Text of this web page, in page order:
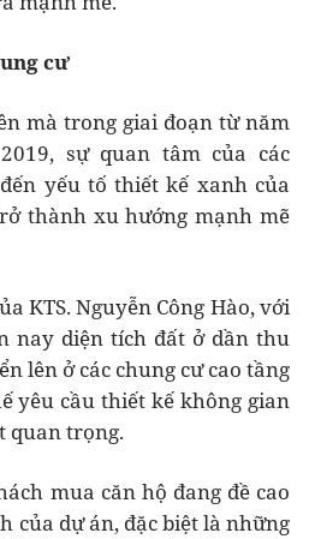
cư
mà trong giai đoạn từ năm
sự quan tâm của các
yếu tố thiết kế xanh của
thành xu hướng mạnh mẽ
KTS. Nguyễn Công Hào, với
nay diện tích đất ở dần thu
lên ở các chung cư cao tầng
yêu cầu thiết kế không gian
quan trọng.
mua căn hộ đang đề cao
của dự án, đặc biệt là những